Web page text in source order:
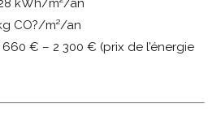
CO?/m²/an
€ – 2 300 € (prix de l’énergie